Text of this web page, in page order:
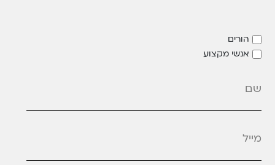
הורים
אנשי מקצוע